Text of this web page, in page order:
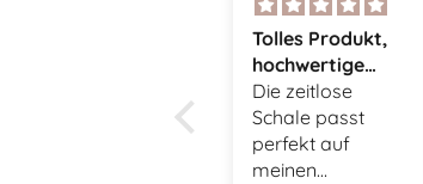
Tolle Vögel
Sehr schöne
Vögel, passen
perfekt zu
meiner
Dekoration.